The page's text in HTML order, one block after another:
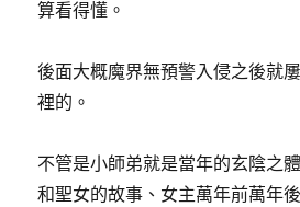
算看得懂。
後面大概魔界無預警入侵之後就
裡的。
不管是小師弟就是當年的玄陰之
和聖女的故事、女主萬年前萬年